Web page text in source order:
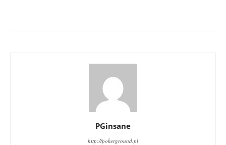
PGinsane
http://pokerground.pl